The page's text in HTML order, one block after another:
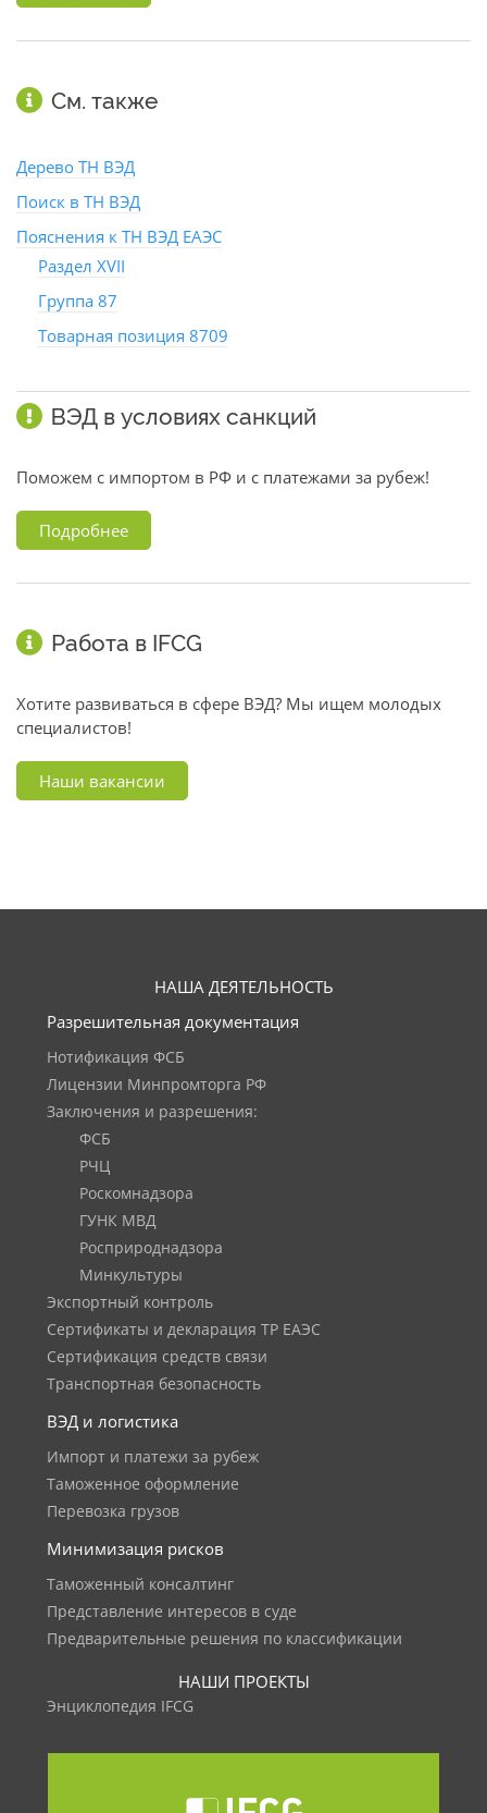
См. также
Дерево ТН ВЭД
Поиск в ТН ВЭД
Пояснения к ТН ВЭД ЕАЭС
Раздел XVII
Группа 87
Товарная позиция 8709
ВЭД в условиях санкций
Поможем с импортом в РФ и с платежами за рубеж!
Подробнее
Работа в IFCG
Хотите развиваться в сфере ВЭД? Мы ищем молодых
специалистов!
Наши вакансии
НАША ДЕЯТЕЛЬНОСТЬ
Разрешительная документация
Нотификация ФСБ
Лицензии Минпромторга РФ
Заключения и разрешения:
ФСБ
РЧЦ
Роскомнадзора
ГУНК МВД
Росприроднадзора
Минкультуры
Экспортный контроль
Сертификаты и декларация ТР ЕАЭС
Сертификация средств связи
Транспортная безопасность
ВЭД и логистика
Импорт и платежи за рубеж
Таможенное оформление
Перевозка грузов
Минимизация рисков
Таможенный консалтинг
Представление интересов в суде
Предварительные решения по классификации
НАШИ ПРОЕКТЫ
Энциклопедия IFCG